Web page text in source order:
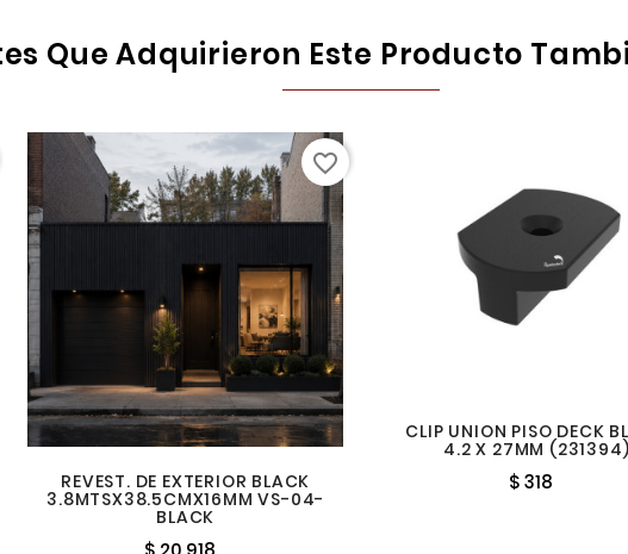
Que Adquirieron Este Producto
REVEST. DE EXTERIOR BLACK
3.8MTSX38.5CMX16MM VS-04-
BLACK
favorite_border
CLIP UNION PISO DECK
4.2 X 27MM (231394)
$ 318